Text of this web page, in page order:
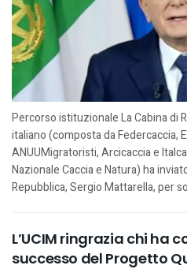
Percorso istituzionale La Cabina di
italiano (composta da Federcaccia,
ANUUMigratoristi, Arcicaccia e
Nazionale Caccia e Natura) ha
Repubblica, Sergio Mattarella, per
L’UCIM ringrazia chi ha
successo del Progetto